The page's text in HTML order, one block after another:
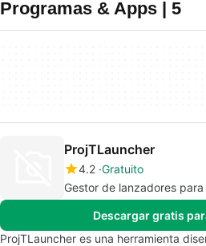
Programas & Apps | 5
ProjTLauncher
4.2 Gratuito
Gestor de lanzadores
Descargar gratis
ProjTLauncher es una herramienta